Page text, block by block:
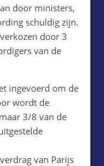
door ministers,
schuldig zijn.
door 3
van de
ingevoerd om de
wordt de
3/8 van de
van Parijs